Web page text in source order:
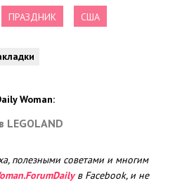
ПРАЗДНИК США
Woman:
полезными советами и многим
в Facebook, и не